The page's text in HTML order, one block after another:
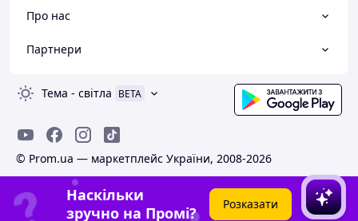
Про нас
Партнери
Тема - світла BETA
© Prom.ua — маркетплейс України, 2008-2026
Наскільки
зручно на Промі?
Розказати